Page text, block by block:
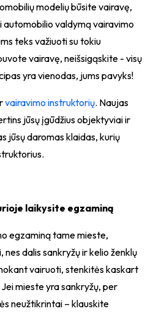
modelių būsite vairavę,
automobilio valdymą vairavimo
teks važiuoti su tokiu
vairavę, neišsigąskite - visų
yra vienodas, jums pavyks!
vairavimo instruktorių. Naujas
jūsų įgūdžius objektyviai ir
jūsų daromas klaidas, kurių
laikysite egzaminą
egzaminą tame mieste,
dalis sankryžų ir kelio ženklų
vairuoti, stenkitės kaskart
mieste yra sankryžų, per
neužtikrintai – klauskite